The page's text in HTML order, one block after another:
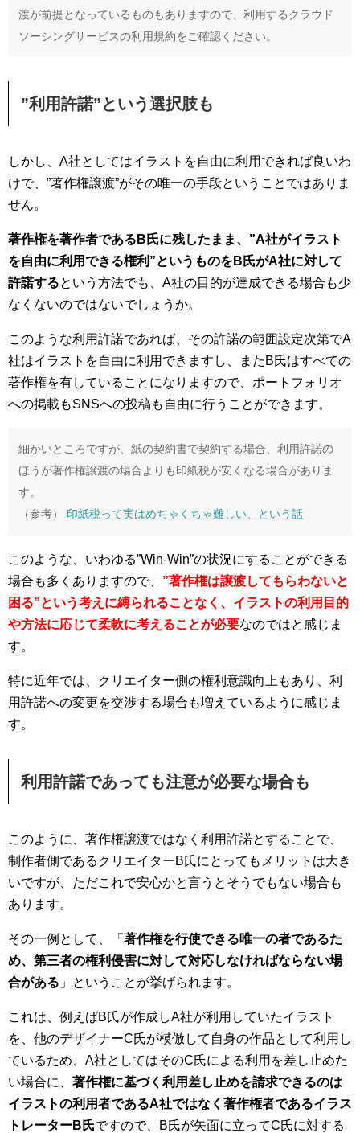
渡が前提となっているものもありますので、利用するクラウド
ソーシングサービスの利用規約をご確認ください。
”利用許諾”という選択肢も
しかし、A社としてはイラストを自由に利用できれば良いわ
けで、”著作権譲渡”がその唯一の手段ということではありま
せん。
著作権を著作者であるB氏に残したまま、”A社がイラスト
を自由に利用できる権利”というものをB氏がA社に対して
許諾するという方法でも、A社の目的が達成できる場合も少
なくないのではないでしょうか。
このような利用許諾であれば、その許諾の範囲設定次第でA
社はイラストを自由に利用できますし、またB氏はすべての
著作権を有していることになりますので、ポートフォリオ
への掲載もSNSへの投稿も自由に行うことができます。
細かいところですが、紙の契約書で契約する場合、利用許諾の
ほうが著作権譲渡の場合よりも印紙税が安くなる場合がありま
す。
（参考） 印紙税って実はめちゃくちゃ難しい、という話
このような、いわゆる”Win-Win”の状況にすることができる
場合も多くありますので、 ”著作権は譲渡してもらわないと
困る”という考えに縛られることなく、イラストの利用目的
や方法に応じて柔軟に考えることが必要なのではと感じま
す。
特に近年では、クリエイター側の権利意識向上もあり、利
用許諾への変更を交渉する場合も増えているように感じま
す。
利用許諾であっても注意が必要な場合も
このように、著作権譲渡ではなく利用許諾とすることで、
制作者側であるクリエイターB氏にとってもメリットは大き
いですが、ただこれで安心かと言うとそうでもない場合も
あります。
その一例として、「 著作権を行使できる唯一の者であるた
め、第三者の権利侵害に対して対応しなければならない場
合がある 」ということが挙げられます。
これは、例えばB氏が作成しA社が利用していたイラスト
を、他のデザイナーC氏が模倣して自身の作品として利用し
ているため、A社としてはそのC氏による利用を差し止めた
い場合に、 著作権に基づく利用差し止めを請求できるのは
イラストの利用者であるA社ではなく著作権者であるイラス
トレーターB氏ですので、B氏が矢面に立ってC氏に対する